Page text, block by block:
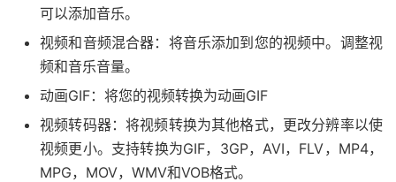
可以添加音乐。
视频和音频混合器：将音乐添加到您的视频中。调整视
频和音乐音量。
动画GIF：将您的视频转换为动画GIF
视频转码器：将视频转换为其他格式，更改分辨率以使
视频更小。支持转换为GIF，3GP，AVI，FLV，MP4，
MPG，MOV，WMV和VOB格式。